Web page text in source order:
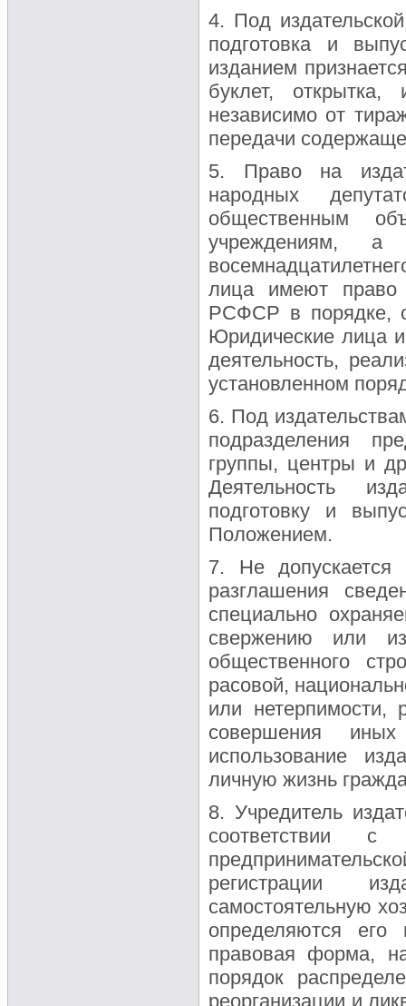
4. Под
подготовка и
изданием
буклет, открытка,
независимо от
передачи
5. Право на
народных
общественным
учреждениям, а
лица имеют право
РСФСР в порядке,
Юридические лица
деятельность,
установленном
6. Под
подразделения
группы, центры и
Деятельность
подготовку и
Положением.
7. Не допускается
разглашения
специально
свержению или
общественного
расовой,
или нетерпимости,
совершения иных
использование
личную жизнь
8. Учредитель
соответствии
регистрации
самостоятельную
определяются его
правовая форма,
порядок
реорганизации и